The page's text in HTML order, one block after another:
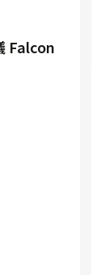
Falcon